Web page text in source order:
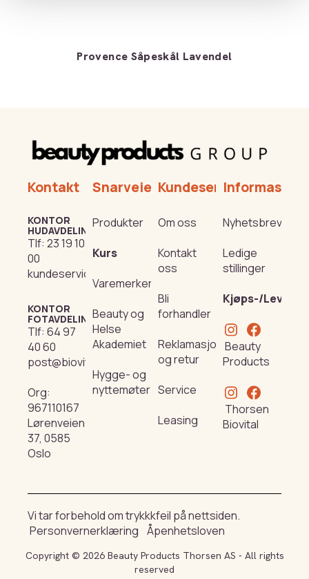
Provence Såpeskål Lavendel
Kontakt
KONTOR
HUDAVDELING
Tlf: 23 19 10
00
kundeservice@beautyproducts.no
KONTOR
FOTAVDELING
Tlf: 64 97
40 60
post@biovital.no
Org:
967110167
Lørenveien
37, 0585
Oslo
Snarveier
Produkter
Kurs
Varemerker
Beauty og
Helse
Akademiet
Hygge- og
nyttemøter
Kundeservice
Om oss
Kontakt
oss
Bli
forhandler
Reklamasjon
og retur
Service
Leasing
Informasjon
Nyhetsbrev
Ledige
stillinger
Kjøps-/
Beauty
Products
Thorsen
Biovital
Vi tar forbehold om trykkkfeil på nettsiden.
Personvernerklæring Åpenhetsloven
Copyright © 2026 Beauty Products Thorsen AS - All rights
reserved